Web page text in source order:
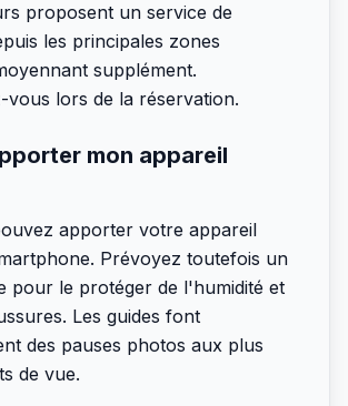
proposent un service de
les principales zones
supplément.
vous lors de la réservation.
mon appareil
apporter votre appareil
Prévoyez toutefois un
pour le protéger de l'humidité et
Les guides font
des pauses photos aux plus
de vue.